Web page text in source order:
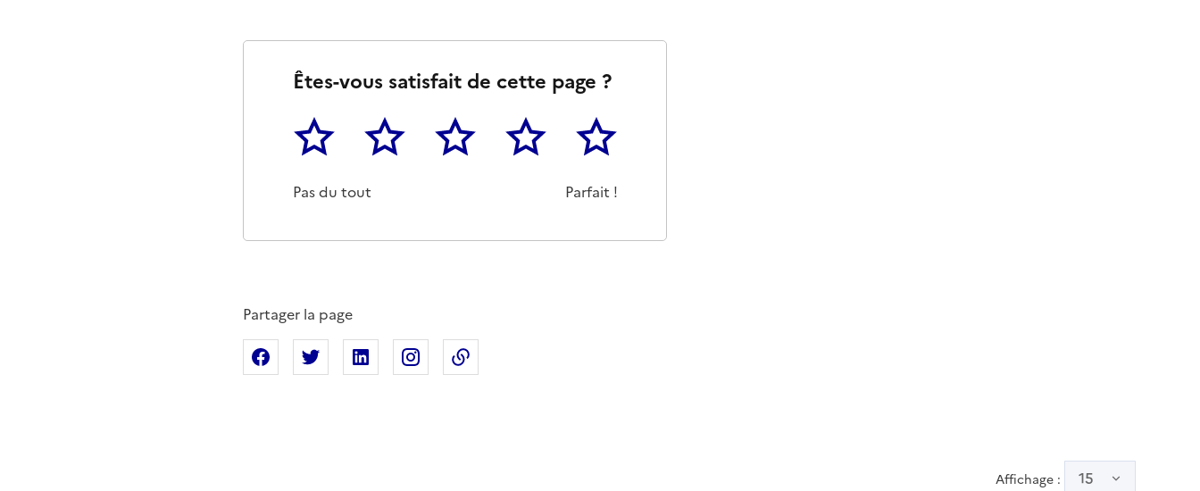
Êtes-vous satisfait de cette page ?
1
Pas du tout
2 3 4 5
Parfait !
Partager la page
Partager sur Facebook
Partager sur XPartager sur Linkedin
Partager sur Instagram
Affichage : 15